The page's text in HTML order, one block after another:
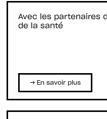
Avec les partenaires
de la santé
→ En savoir plus